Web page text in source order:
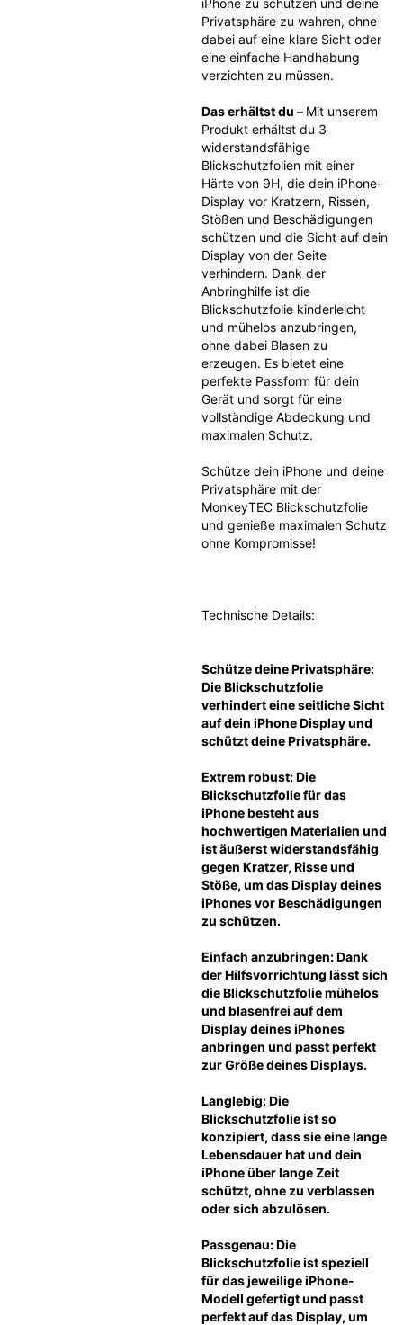
iPhone zu schützen und deine
Privatsphäre zu wahren, ohne
dabei auf eine klare Sicht oder
eine einfache Handhabung
verzichten zu müssen.
Das erhältst du – Mit unserem
Produkt erhältst du 3
widerstandsfähige
Blickschutzfolien mit einer
Härte von 9H, die dein iPhone-
Display vor Kratzern, Rissen,
Stößen und Beschädigungen
schützen und die Sicht auf dein
Display von der Seite
verhindern. Dank der
Anbringhilfe ist die
Blickschutzfolie kinderleicht
und mühelos anzubringen,
ohne dabei Blasen zu
erzeugen. Es bietet eine
perfekte Passform für dein
Gerät und sorgt für eine
vollständige Abdeckung und
maximalen Schutz.
Schütze dein iPhone und deine
Privatsphäre mit der
MonkeyTEC Blickschutzfolie
und genieße maximalen Schutz
ohne Kompromisse!
Technische Details:
Schütze deine Privatsphäre:
Die Blickschutzfolie
verhindert eine seitliche Sicht
auf dein iPhone Display und
schützt deine Privatsphäre.
Extrem robust: Die
Blickschutzfolie für das
iPhone besteht aus
hochwertigen Materialien und
ist äußerst widerstandsfähig
gegen Kratzer, Risse und
Stöße, um das Display deines
iPhones vor Beschädigungen
zu schützen.
Einfach anzubringen: Dank
der Hilfsvorrichtung lässt sich
die Blickschutzfolie mühelos
und blasenfrei auf dem
Display deines iPhones
anbringen und passt perfekt
zur Größe deines Displays.
Langlebig: Die
Blickschutzfolie ist so
konzipiert, dass sie eine lange
Lebensdauer hat und dein
iPhone über lange Zeit
schützt, ohne zu verblassen
oder sich abzulösen.
Passgenau: Die
Blickschutzfolie ist speziell
für das jeweilige iPhone-
Modell gefertigt und passt
perfekt auf das Display, um